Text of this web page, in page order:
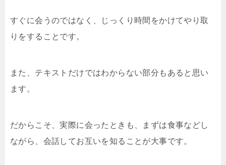
すぐに会うのではなく、じっくり時間をかけてやり取
りをすることです。
また、テキストだけではわからない部分もあると思い
ます。
だからこそ、実際に会ったときも、まずは食事などし
ながら、会話してお互いを知ることが大事です。